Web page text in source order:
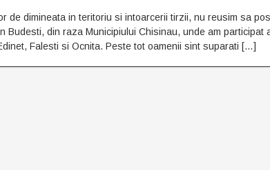
de dimineata in teritoriu si intoarcerii tirzii, nu reusim sa
Budesti, din raza Municipiului Chisinau, unde am participat
Falesti si Ocnita. Peste tot oamenii sint suparati […]